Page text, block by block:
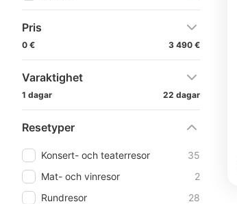
Pris
0 € 3 490 €
Varaktighet
1 dagar 22 dagar
Resetyper
Konsert- och teaterresor
35
Mat- och vinresor
2
Rundresor
28